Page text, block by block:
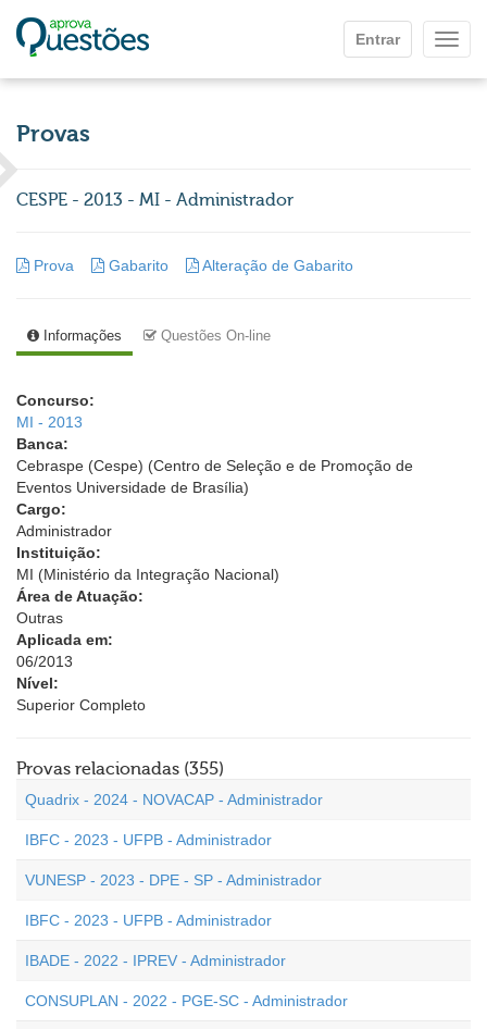
Entrar
Provas
CESPE - 2013 - MI - Administrador
Prova Gabarito Alteração de Gabarito
Informações Questões On-line
Concurso:
MI - 2013
Banca:
Cebraspe (Cespe) (Centro de Seleção e de Promoção de
Eventos Universidade de Brasília)
Cargo:
Administrador
Instituição:
MI (Ministério da Integração Nacional)
Área de Atuação:
Outras
Aplicada em:
06/2013
Nível:
Superior Completo
Provas relacionadas (355)
Quadrix - 2024 - NOVACAP - Administrador
IBFC - 2023 - UFPB - Administrador
VUNESP - 2023 - DPE - SP - Administrador
IBFC - 2023 - UFPB - Administrador
IBADE - 2022 - IPREV - Administrador
CONSUPLAN - 2022 - PGE-SC - Administrador